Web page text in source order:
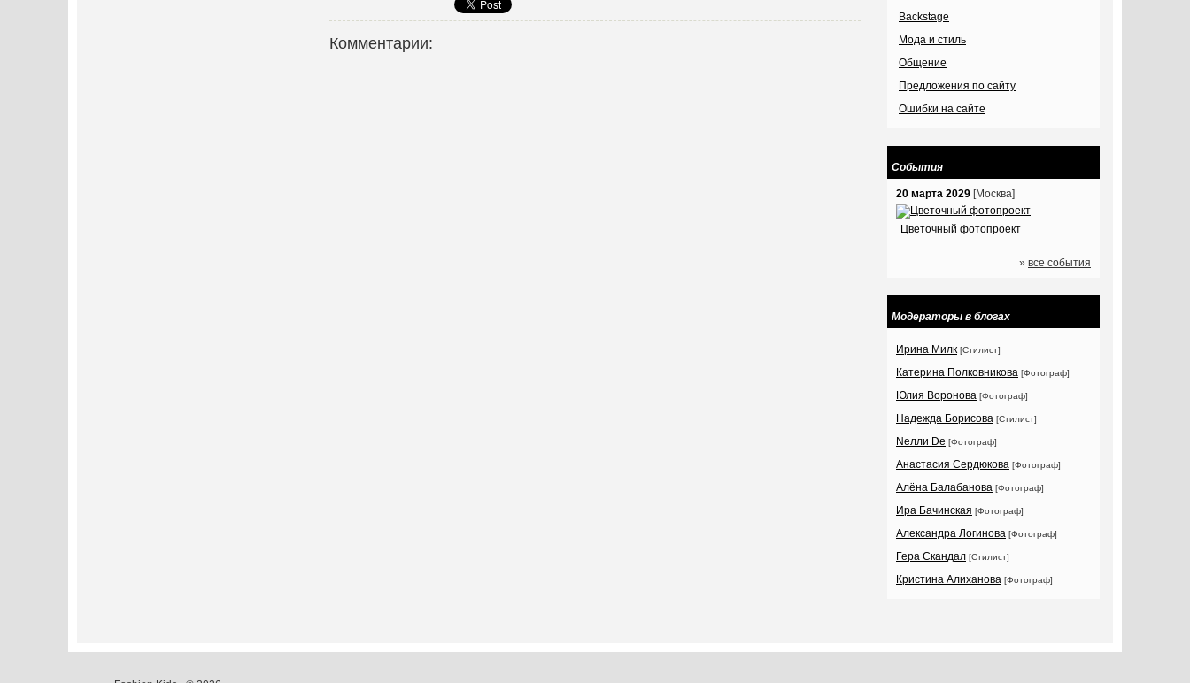
Комментарии:
Backstage
Мода и стиль
Общение
Предложения по сайту
Ошибки на сайте
События
20 марта 2029 [Москва]
Цветочный фотопроект
» все события
Модераторы в блогах
Ирина Милк [Стилист]
Катерина Полковникова [Фотограф]
Юлия Воронова [Фотограф]
Надежда Борисова [Стилист]
Nелли Dе [Фотограф]
Анастасия Сердюкова [Фотограф]
Алёна Балабанова [Фотограф]
Ира Бачинская [Фотограф]
Александра Логинова [Фотограф]
Гера Скандал [Стилист]
Кристина Алиханова [Фотограф]